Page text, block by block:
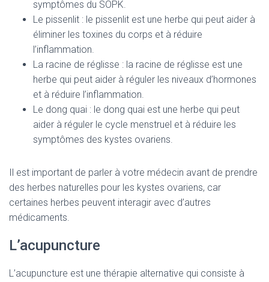
symptômes du SOPK.
Le pissenlit : le pissenlit est une herbe qui peut aider à
éliminer les toxines du corps et à réduire
l’inflammation.
La racine de réglisse : la racine de réglisse est une
herbe qui peut aider à réguler les niveaux d’hormones
et à réduire l’inflammation.
Le dong quai : le dong quai est une herbe qui peut
aider à réguler le cycle menstruel et à réduire les
symptômes des kystes ovariens.
Il est important de parler à votre médecin avant de prendre
des herbes naturelles pour les kystes ovariens, car
certaines herbes peuvent interagir avec d’autres
médicaments.
L’acupuncture
L’acupuncture est une thérapie alternative qui consiste à